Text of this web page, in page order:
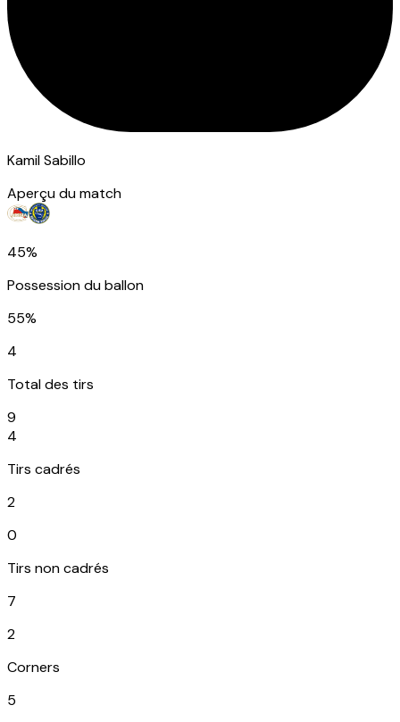
Kamil Sabillo
Aperçu du match
45%
Possession du ballon
55%
4
Total des tirs
9
4
Tirs cadrés
2
0
Tirs non cadrés
7
2
Corners
5